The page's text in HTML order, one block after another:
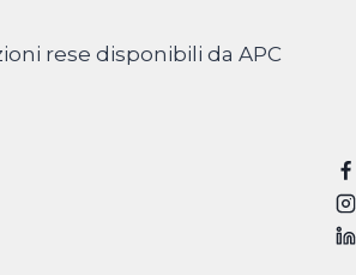
rese disponibili da APC